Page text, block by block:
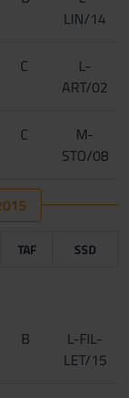
LIN/14
C
L-
ART/02
C
M-
STO/08
TAF SSD
B
L-FIL-
LET/15